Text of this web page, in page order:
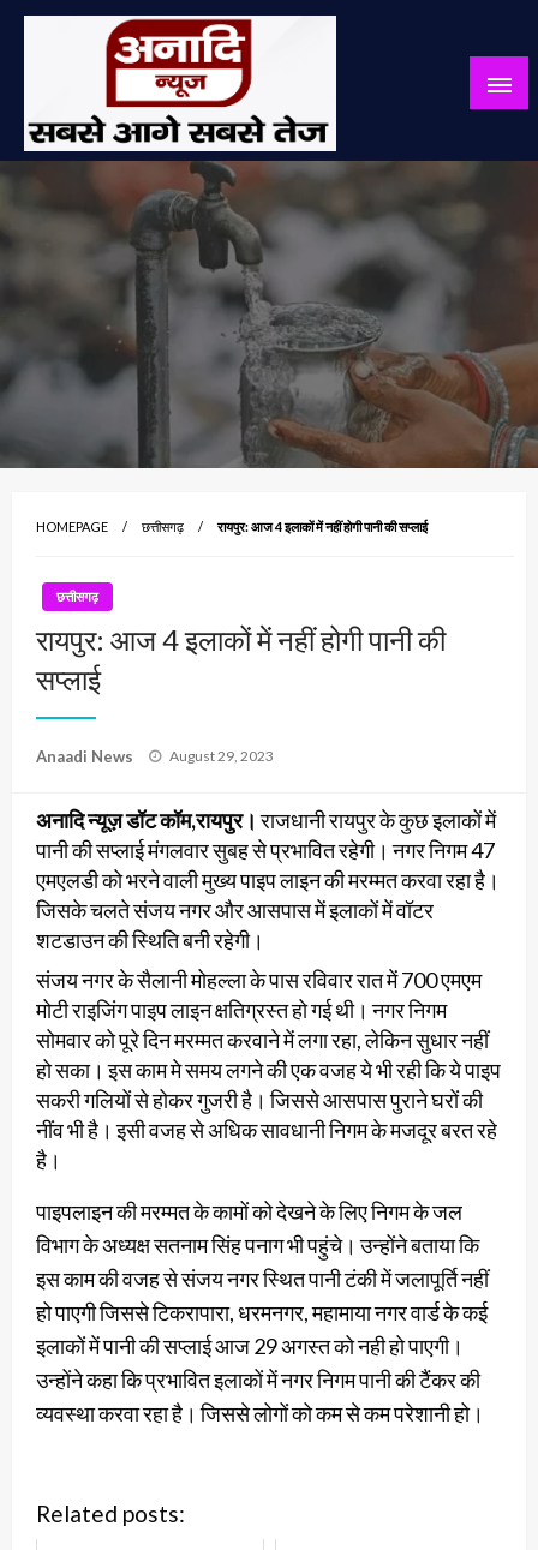
Skip
सबसे आगे सबसे तेज
HOMEPAGE छत्तीसगढ़ रायपुर: आज 4 इलाकों में नहीं होगी पानी की सप्लाई
छत्तीसगढ़
रायपुर: आज 4 इलाकों में नहीं होगी पानी की
सप्लाई
Anaadi News
Posted
August 29, 2023
अनादि न्यूज़ डॉट कॉम,रायपुर। राजधानी रायपुर के कुछ इलाकों में
पानी की सप्लाई मंगलवार सुबह से प्रभावित रहेगी। नगर निगम 47
एमएलडी को भरने वाली मुख्य पाइप लाइन की मरम्मत करवा रहा है।
जिसके चलते संजय नगर और आसपास में इलाकों में वॉटर
शटडाउन की स्थिति बनी रहेगी।
संजय नगर के सैलानी मोहल्ला के पास रविवार रात में 700 एमएम
मोटी राइजिंग पाइप लाइन क्षतिग्रस्त हो गई थी। नगर निगम
सोमवार को पूरे दिन मरम्मत करवाने में लगा रहा, लेकिन सुधार नहीं
हो सका। इस काम मे समय लगने की एक वजह ये भी रही कि ये पाइप
सकरी गलियों से होकर गुजरी है। जिससे आसपास पुराने घरों की
नींव भी है। इसी वजह से अधिक सावधानी निगम के मजदूर बरत रहे
है।
पाइपलाइन की मरम्मत के कामों को देखने के लिए निगम के जल
विभाग के अध्यक्ष सतनाम सिंह पनाग भी पहुंचे। उन्होंने बताया कि
इस काम की वजह से संजय नगर स्थित पानी टंकी में जलापूर्ति नहीं
हो पाएगी जिससे टिकरापारा, धरमनगर, महामाया नगर वार्ड के कई
इलाकों में पानी की सप्लाई आज 29 अगस्त को नही हो पाएगी।
उन्होंने कहा कि प्रभावित इलाकों में नगर निगम पानी की टैंकर की
व्यवस्था करवा रहा है। जिससे लोगों को कम से कम परेशानी हो।
Related posts: